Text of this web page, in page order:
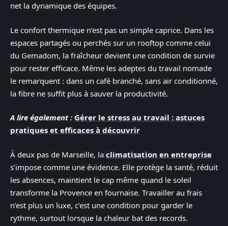
net la dynamique des équipes.
Le confort thermique n’est pas un simple caprice. Dans les
espaces partagés ou perchés sur un rooftop comme celui
du Gemadom, la fraîcheur devient une condition de survie
pour rester efficace. Même les adeptes du travail nomade
le remarquent : dans un café branché, sans air conditionné,
la fibre ne suffit plus à sauver la productivité.
A lire également : Gérer le stress au travail : astuces
pratiques et efficaces à découvrir
À deux pas de Marseille, la climatisation en entreprise
s’impose comme une évidence. Elle protège la santé, réduit
les absences, maintient le cap même quand le soleil
transforme la Provence en fournaise. Travailler au frais
n’est plus un luxe, c’est une condition pour garder le
rythme, surtout lorsque la chaleur bat des records.